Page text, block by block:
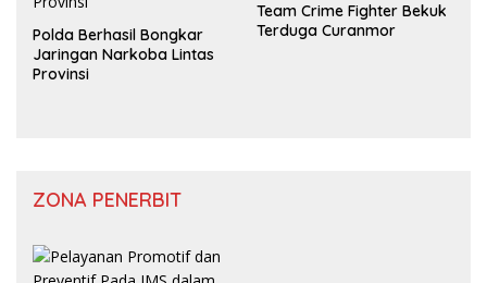
Polda Berhasil Bongkar
Jaringan Narkoba Lintas
Provinsi
Team Crime Fighter Bekuk
Terduga Curanmor
ZONA PENERBIT